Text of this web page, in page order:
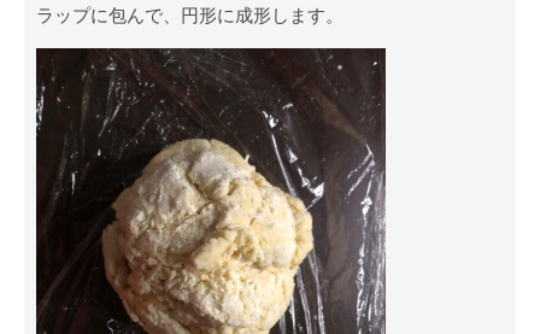
ラップに包んで、円形に成形します。